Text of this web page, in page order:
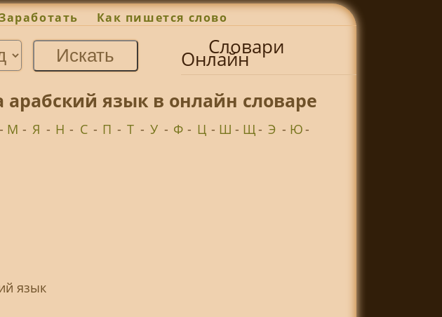
Как пишется слово
Словари
Онлайн
язык в онлайн словаре
- М - Я - Н - С - П - Т - У - Ф - Ц - Ш - Щ- Э - Ю-
язык